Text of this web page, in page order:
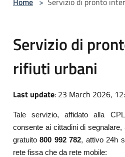
Servizio di
rifiuti urbani
Last update: 23 March 2026,
Tale servizio, affidato alla
consente ai cittadini di
gratuito800 992 782, attivo 24h
rete fissa che da rete mobile: